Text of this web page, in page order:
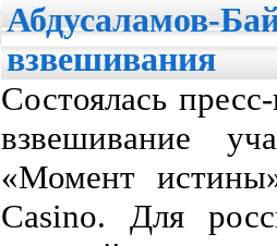
Абдусаламов-
взвешивания
Состоялась
взвешивание
«Момент
Casino. Для